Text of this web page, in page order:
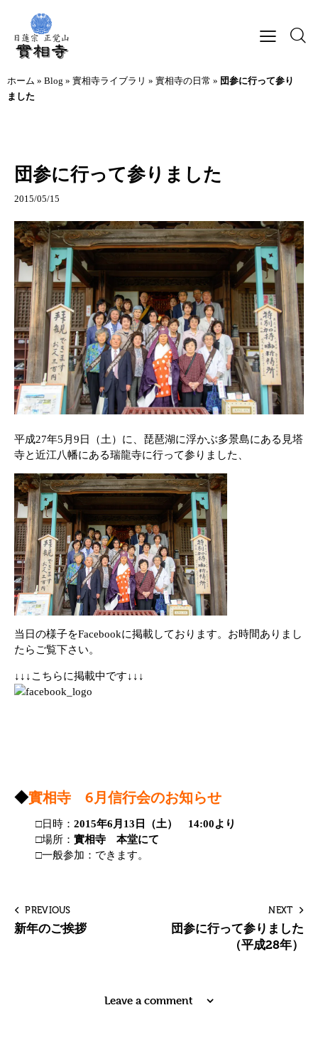
ホーム » Blog » 實相寺ライブラリ » 實相寺の日常 » 団参に行って参り
ました
団参に行って参りました
2015/05/15
平成27年5月9日（土）に、琵琶湖に浮かぶ多景島にある見塔
寺と近江八幡にある瑞龍寺に行って参りました、
当日の様子をFacebookに掲載しております。お時間ありまし
たらご覧下さい。
↓↓↓こちらに掲載中です↓↓↓
◆實相寺 6月信行会のお知らせ
□日時： 2015年6月13日（土） 14:00より
□場所： 實相寺 本堂にて
□一般参加：できます。
PREVIOUS
新年のご挨拶
NEXT
団参に行って参りました
（平成28年）
Leave a comment